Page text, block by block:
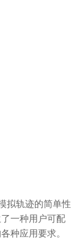
拟轨迹的简单性
一种用户可配
种应用要求。